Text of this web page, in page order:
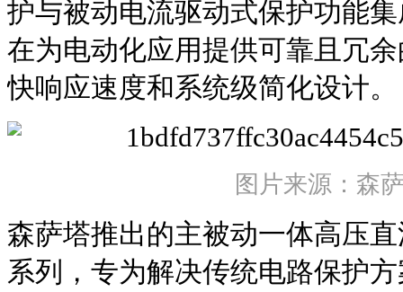
护与被动电流驱动式保护功能
在为电动化应用提供可靠且冗
快响应速度和系统级简化设计。
图片来源：森
森萨塔推出的主被动一体高压直
系列，专为解决传统电路保护